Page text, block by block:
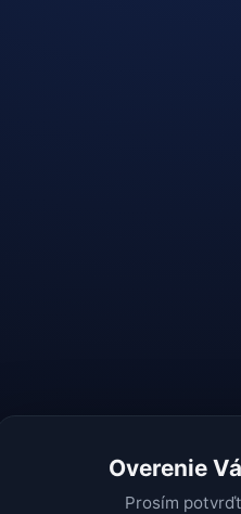
Overenie
Prosím